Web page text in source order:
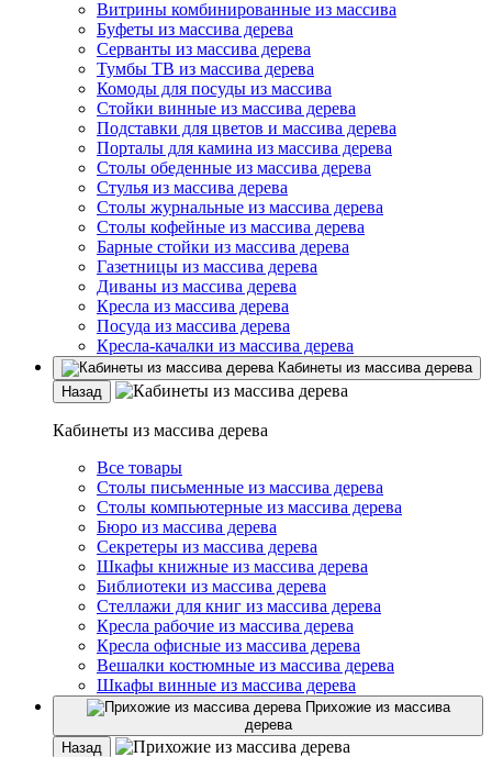
Витрины комбинированные из массива
Буфеты из массива дерева
Серванты из массива дерева
Тумбы ТВ из массива дерева
Комоды для посуды из массива
Стойки винные из массива дерева
Подставки для цветов и массива дерева
Порталы для камина из массива дерева
Столы обеденные из массива дерева
Стулья из массива дерева
Столы журнальные из массива дерева
Столы кофейные из массива дерева
Барные стойки из массива дерева
Газетницы из массива дерева
Диваны из массива дерева
Кресла из массива дерева
Посуда из массива дерева
Кресла-качалки из массива дерева
Кабинеты из массива дерева
Назад
Кабинеты из массива дерева
Все товары
Столы письменные из массива дерева
Столы компьютерные из массива дерева
Бюро из массива дерева
Секретеры из массива дерева
Шкафы книжные из массива дерева
Библиотеки из массива дерева
Стеллажи для книг из массива дерева
Кресла рабочие из массива дерева
Кресла офисные из массива дерева
Вешалки костюмные из массива дерева
Шкафы винные из массива дерева
Прихожие из массива
дерева
Назад